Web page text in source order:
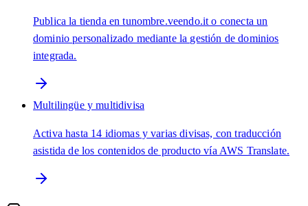
Publica la tienda en tunombre.veendo.it o conecta un
dominio personalizado mediante la gestión de dominios
integrada.
Multilingüe y multidivisa
Activa hasta 14 idiomas y varias divisas, con traducción
asistida de los contenidos de producto vía AWS Translate.